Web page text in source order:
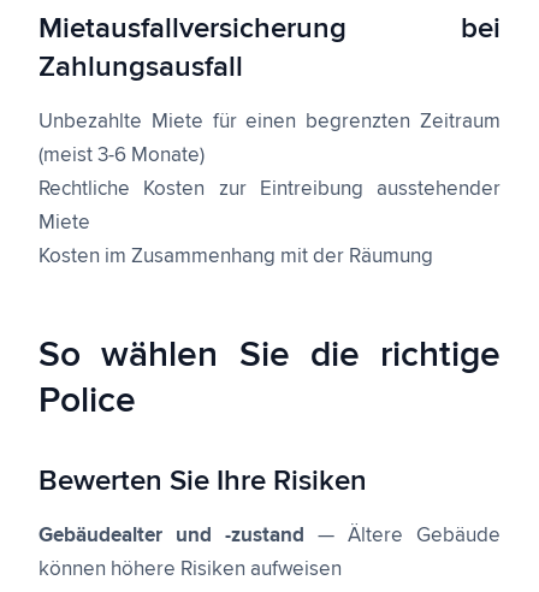
Mietausfallversicherung bei
Zahlungsausfall
Unbezahlte Miete für einen begrenzten Zeitraum
(meist 3-6 Monate)
Rechtliche Kosten zur Eintreibung ausstehender
Miete
Kosten im Zusammenhang mit der Räumung
So wählen Sie die richtige
Police
Bewerten Sie Ihre Risiken
Gebäudealter und -zustand
— Ältere Gebäude
können höhere Risiken aufweisen